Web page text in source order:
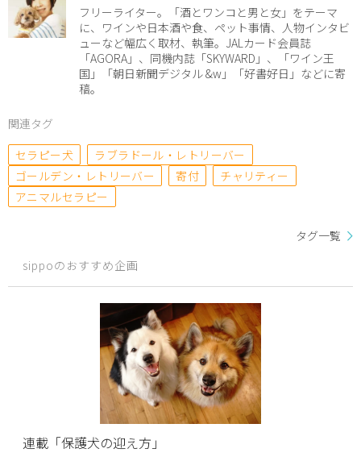
フリーライター。「酒とワンコと男と女」をテーマ
に、ワインや日本酒や食、ペット事情、人物インタビ
ューなど幅広く取材、執筆。JALカード会員誌
「AGORA」、同機内誌「SKYWARD」、「ワイン王
国」「朝日新聞デジタル &w」「好書好日」などに寄
稿。
関連タグ
セラピー犬
ラブラドール・レトリーバー
ゴールデン・レトリーバー
寄付
チャリティー
アニマルセラピー
タグ一覧
sippoのおすすめ企画
連載「保護犬の迎え方」